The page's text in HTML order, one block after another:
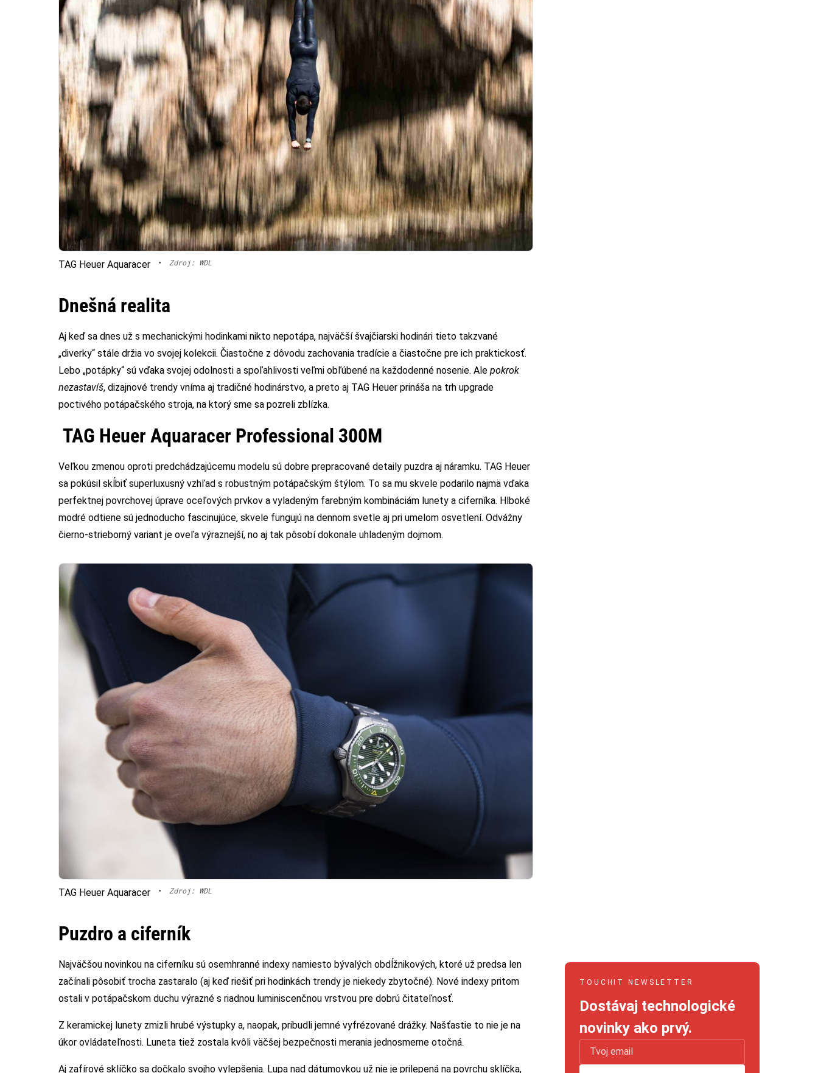
TAG Heuer Aquaracer • Zdroj: WDL
Dnešná realita
Aj keď sa dnes už s mechanickými hodinkami nikto nepotápa, najväčší švajčiarski hodinári tieto takzvané
„diverky“ stále držia vo svojej kolekcii. Čiastočne z dôvodu zachovania tradície a čiastočne pre ich praktickosť.
Lebo „potápky“ sú vďaka svojej odolnosti a spoľahlivosti veľmi obľúbené na každodenné nosenie. Ale pokrok
nezastavíš, dizajnové trendy vníma aj tradičné hodinárstvo, a preto aj TAG Heuer prináša na trh upgrade
poctivého potápačského stroja, na ktorý sme sa pozreli zblízka.
TAG Heuer Aquaracer Professional 300M
Veľkou zmenou oproti predchádzajúcemu modelu sú dobre prepracované detaily puzdra aj náramku. TAG Heuer
sa pokúsil skĺbiť superluxusný vzhľad s robustným potápačským štýlom. To sa mu skvele podarilo najmä vďaka
perfektnej povrchovej úprave oceľových prvkov a vyladeným farebným kombináciám lunety a ciferníka. Hlboké
modré odtiene sú jednoducho fascinujúce, skvele fungujú na dennom svetle aj pri umelom osvetlení. Odvážny
čierno-strieborný variant je oveľa výraznejší, no aj tak pôsobí dokonale uhladeným dojmom.
TAG Heuer Aquaracer • Zdroj: WDL
Puzdro a ciferník
Najväčšou novinkou na ciferníku sú osemhranné indexy namiesto bývalých obdĺžnikových, ktoré už predsa len
začínali pôsobiť trocha zastaralo (aj keď riešiť pri hodinkách trendy je niekedy zbytočné). Nové indexy pritom
ostali v potápačskom duchu výrazné s riadnou luminiscenčnou vrstvou pre dobrú čitateľnosť.
Z keramickej lunety zmizli hrubé výstupky a, naopak, pribudli jemné vyfrézované drážky. Našťastie to nie je na
úkor ovládateľnosti. Luneta tiež zostala kvôli väčšej bezpečnosti merania jednosmerne otočná.
Aj zafírové sklíčko sa dočkalo svojho vylepšenia. Lupa nad dátumovkou už nie je prilepená na povrchu sklíčka,
TOUCHIT NEWSLETTER
Dostávaj technologické
novinky ako prvý.